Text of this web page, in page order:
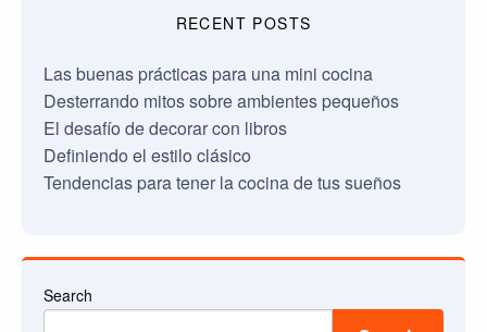
RECENT POSTS
Las buenas prácticas para una mini cocina
Desterrando mitos sobre ambientes pequeños
El desafío de decorar con libros
Definiendo el estilo clásico
Tendencias para tener la cocina de tus sueños
Search